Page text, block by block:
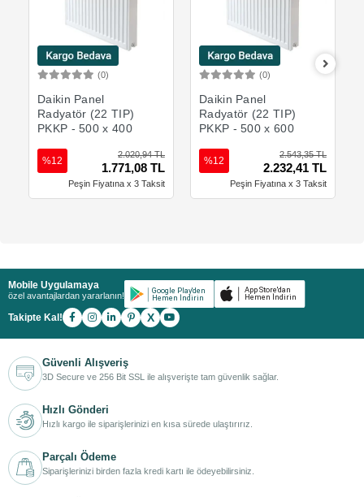
(0)
Daikin Panel
Radyatör (22 TIP)
PKKP - 500 x 400
2.020,94 TL
1.771,08 TL
%12
Peşin Fiyatına x 3 Taksit
(0)
Daikin Panel
Radyatör (22 TIP)
PKKP - 500 x 600
2.543,35 TL
2.232,41 TL
%12
Peşin Fiyatına x 3 Taksit
Mobile Uygulamaya
özel avantajlardan yararlanın!
Takipte Kal! X
Güvenli Alışveriş
3D Secure ve 256 Bit SSL ile alışverişte tam güvenlik sağlar.
Hızlı Gönderi
Hızlı kargo ile siparişlerinizi en kısa sürede ulaştırırız.
Parçalı Ödeme
Siparişlerinizi birden fazla kredi kartı ile ödeyebilirsiniz.